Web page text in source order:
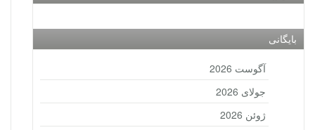
بایگانی
آگوست 2026
جولای 2026
ژوئن 2026